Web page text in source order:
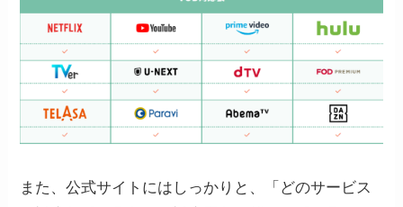
また、公式サイトにはしっかりと、「どのサービス